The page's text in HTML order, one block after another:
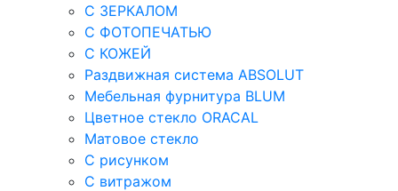
С ЗЕРКАЛОМ
С ФОТОПЕЧАТЬЮ
С КОЖЕЙ
Раздвижная система ABSOLUT
Мебельная фурнитура BLUM
Цветное стекло ORACAL
Матовое стекло
C рисунком
C витражом